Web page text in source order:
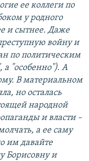
ее коллеги по
у родного
и сытнее. Даже
войну и
по политическим
"особенно"). А
В материальном
но осталась
народной
и власти –
а ее саму
им давайте
Борисовну и